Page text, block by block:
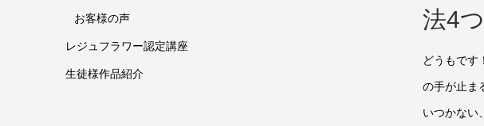
法4つ
どうもです
の手が止ま
いつかない
お客様の声
レジュフラワー認定講座
生徒様作品紹介